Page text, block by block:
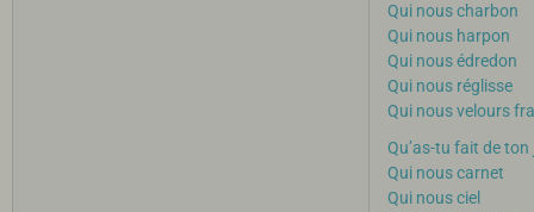
Qui nous charbon
Qui nous harpon
Qui nous édredon
Qui nous réglisse
Qui nous velours
Qu’as-tu fait de
Qui nous carnet
Qui nous ciel